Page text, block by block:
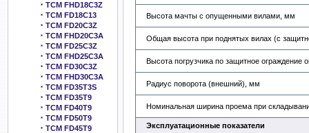
TCM FHD18C3Z
TCM FD18C13
TCM FD20C3Z
TCM FHD20C3A
TCM FD25C3Z
TCM FHD25C3A
TCM FD30C3Z
TCM FHD30C3A
TCM FD35T3S
TCM FD35T9
TCM FD40T9
TCM FD50T9
TCM FD45T9
Высота мачты с опущенными вилами, мм
Общая высота при поднятых вилах (с
Высота погрузчика по защитное ограждение
Радиус поворота (внешний), мм
Номинальная ширина проема при
Эксплуатационные показатели